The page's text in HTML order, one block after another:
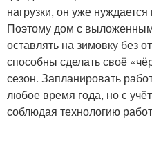
нагрузки, он уже
Поэтому дом с
оставлять на зимовку без
способны сделать своё
сезон. Запланировать
любое время года, но с
соблюдая технологию